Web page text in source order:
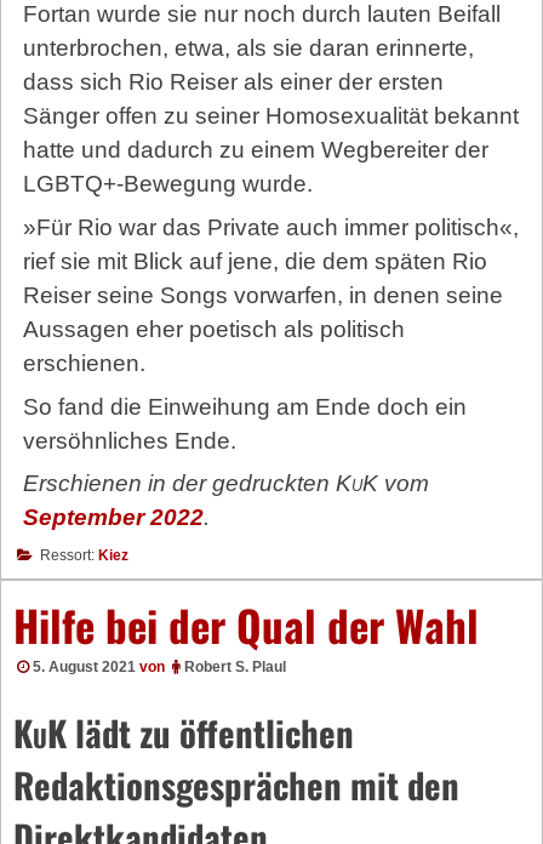
Fortan wurde sie nur noch durch lauten Beifall
unterbrochen, etwa, als sie daran erinnerte,
dass sich Rio Reiser als einer der ersten
Sänger offen zu seiner Homosexualität bekannt
hatte und dadurch zu einem Wegbereiter der
LGBTQ+-Bewegung wurde.
»Für Rio war das Private auch immer politisch«,
rief sie mit Blick auf jene, die dem späten Rio
Reiser seine Songs vorwarfen, in denen seine
Aussagen eher poetisch als politisch
erschienen.
So fand die Einweihung am Ende doch ein
versöhnliches Ende.
Erschienen in der gedruckten KuKvom
September 2022.
Ressort: Kiez
Hilfe bei der Qual der Wahl
5. August 2021 von Robert S. Plaul
KuKlädt zu öffentlichen
Redaktionsgesprächen mit den